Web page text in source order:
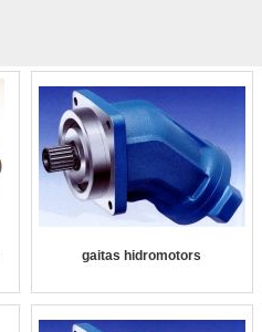
gaitas hidromotors